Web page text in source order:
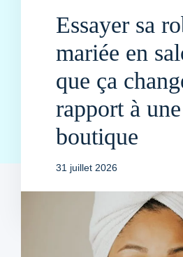
Essayer sa
mariée en
que ça
rapport à une
boutique
31 juillet 2026